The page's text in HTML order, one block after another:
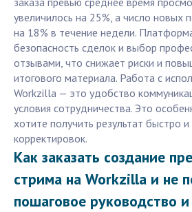
увеличилось на 25%, а число новых
на 18% в течение недели.
безопасность сделок и выбор
отзывами, что снижает риски и
итогового материала. Работа с
Workzilla — это удобство
условия сотрудничества. Это
хотите получить результат быстро
корректировок.
Как заказать создание
стрима на Workzilla и не
пошаговое руководство